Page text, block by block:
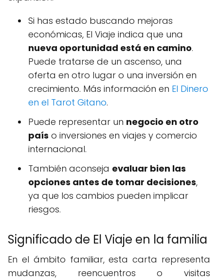
Si has estado buscando mejoras
económicas, El Viaje indica que una
nueva oportunidad está en camino.
Puede tratarse de un ascenso, una
oferta en otro lugar o una inversión en
crecimiento. Más información en El Dinero
en el Tarot Gitano.
Puede representar un negocio en otro
país o inversiones en viajes y comercio
internacional.
También aconseja evaluar bien las
opciones antes de tomar decisiones,
ya que los cambios pueden implicar
riesgos.
Significado de El Viaje en la familia
En el ámbito familiar, esta carta representa
mudanzas, reencuentros o visitas